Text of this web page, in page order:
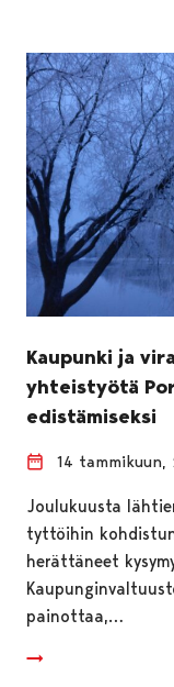
Kaupunki ja
yhteistyötä
edistämiseksi
14 tammikuun,
Joulukuusta
tyttöihin
herättäneet
painottaa,…